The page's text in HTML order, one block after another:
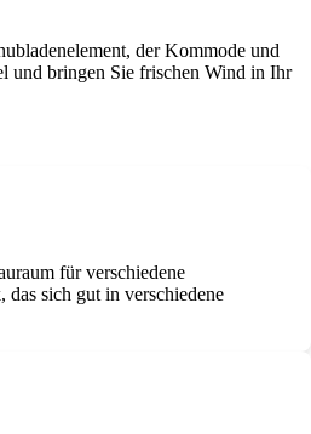
der Kommode und
und bringen Sie frischen Wind in Ihr
für verschiedene
sich gut in verschiedene